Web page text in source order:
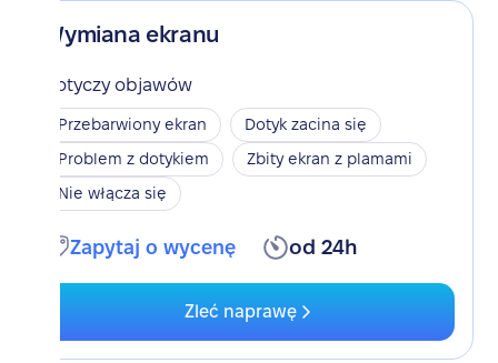
Wymiana ekranu
Dotyczy objawów
Przebarwiony ekran
Dotyk zacina się
Problem z dotykiem
Zbity ekran z plamami
Nie włącza się
Zapytaj o wycenę od 24h
Zleć naprawę